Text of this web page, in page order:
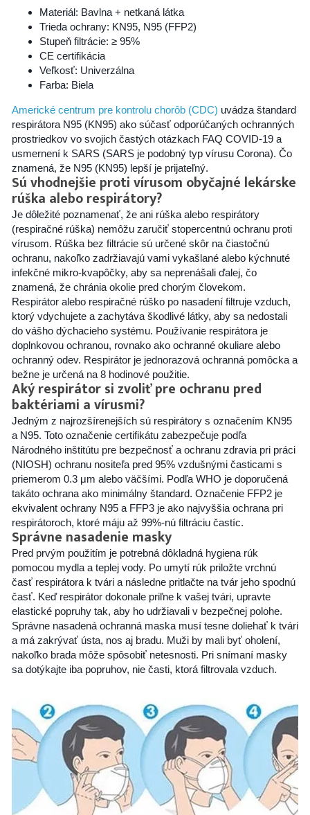
Materiál: Bavlna + netkaná látka
Trieda ochrany: KN95, N95 (FFP2)
Stupeň filtrácie: ≥ 95%
CE certifikácia
Veľkosť: Univerzálna
Farba: Biela
Americké centrum pre kontrolu chorôb (CDC) uvádza štandard
respirátora N95 (KN95) ako súčasť odporúčaných ochranných
prostriedkov vo svojich častých otázkach FAQ COVID-19 a
usmernení k SARS (SARS je podobný typ vírusu Corona). Čo
znamená, že N95 (KN95) lepší je prijateľný.
Sú vhodnejšie proti vírusom obyčajné lekárske
rúška alebo respirátory?
Je dôležité poznamenať, že ani rúška alebo respirátory
(respiračné rúška) nemôžu zaručiť stopercentnú ochranu proti
vírusom. Rúška bez filtrácie sú určené skôr na čiastočnú
ochranu, nakoľko zadržiavajú vami vykašlané alebo kýchnuté
infekčné mikro-kvapôčky, aby sa neprenášali ďalej, čo
znamená, že chránia okolie pred chorým človekom.
Respirátor alebo respiračné rúško po nasadení filtruje vzduch,
ktorý vdychujete a zachytáva škodlivé látky, aby sa nedostali
do vášho dýchacieho systému. Používanie respirátora je
doplnkovou ochranou, rovnako ako ochranné okuliare alebo
ochranný odev. Respirátor je jednorazová ochranná pomôcka a
bežne je určená na 8 hodinové použitie.
Aký respirátor si zvoliť pre ochranu pred
baktériami a vírusmi?
Jedným z najrozšírenejších sú respirátory s označením KN95
a N95. Toto označenie certifikátu zabezpečuje podľa
Národného inštitútu pre bezpečnosť a ochranu zdravia pri práci
(NIOSH) ochranu nositeľa pred 95% vzdušnými časticami s
priemerom 0.3 μm alebo väčšími. Podľa WHO je doporučená
takáto ochrana ako minimálny štandard. Označenie FFP2 je
ekvivalent ochrany N95 a FFP3 je ako najvyššia ochrana pri
respirátoroch, ktoré máju až 99%-nú filtráciu častíc.
Správne nasadenie masky
Pred prvým použitím je potrebná dôkladná hygiena rúk
pomocou mydla a teplej vody. Po umytí rúk priložte vrchnú
časť respirátora k tvári a následne pritlačte na tvár jeho spodnú
časť. Keď respirátor dokonale priľne k vašej tvári, upravte
elastické popruhy tak, aby ho udržiavali v bezpečnej polohe.
Správne nasadená ochranná maska musí tesne doliehať k tvári
a má zakrývať ústa, nos aj bradu. Muži by mali byť oholení,
nakoľko brada môže spôsobiť netesnosti. Pri snímaní masky
sa dotýkajte iba popruhov, nie časti, ktorá filtrovala vzduch.